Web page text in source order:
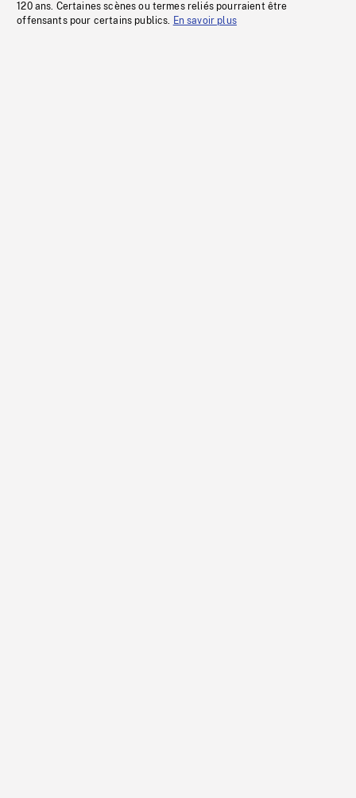
120 ans. Certaines scènes ou termes reliés pourraient être
offensants pour certains publics. En savoir plus